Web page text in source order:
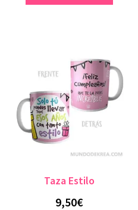
Taza Estilo
9,50€